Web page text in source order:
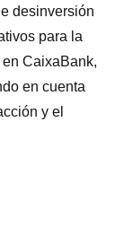
desinversión
para la
CaixaBank,
en cuenta
y el